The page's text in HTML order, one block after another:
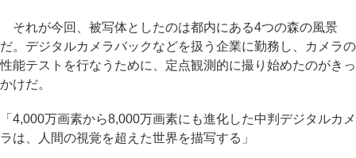
それが今回、被写体としたのは都内にある4つの森の風景
だ。デジタルカメラバックなどを扱う企業に勤務し、カメラの
性能テストを行なうために、定点観測的に撮り始めたのがきっ
かけだ。
「4,000万画素から8,000万画素にも進化した中判デジタルカメ
ラは、人間の視覚を超えた世界を描写する」